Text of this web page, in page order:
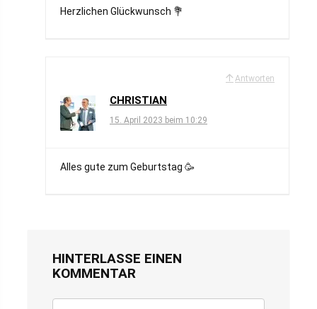
Herzlichen Glückwunsch 💐
Antworten
CHRISTIAN
15. April 2023 beim 10:29
Alles gute zum Geburtstag 🥳
HINTERLASSE EINEN
KOMMENTAR